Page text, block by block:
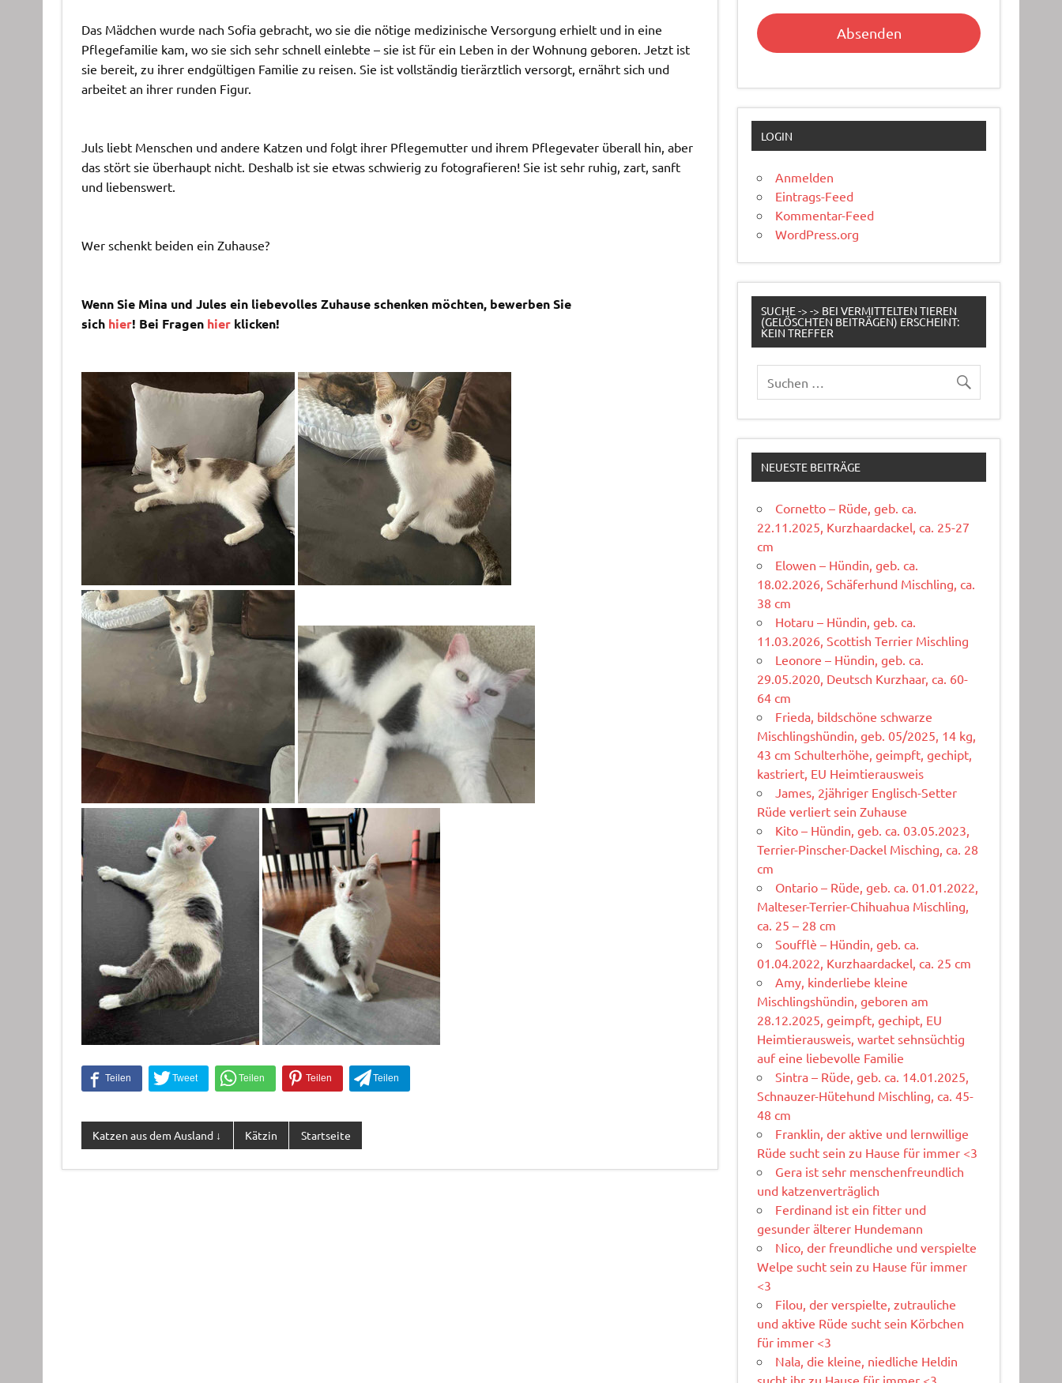
Das Mädchen wurde nach Sofia gebracht, wo sie die nötige medizinische Versorgung erhielt und in eine
Pflegefamilie kam, wo sie sich sehr schnell einlebte – sie ist für ein Leben in der Wohnung geboren. Jetzt ist
sie bereit, zu ihrer endgültigen Familie zu reisen. Sie ist vollständig tierärztlich versorgt, ernährt sich und
arbeitet an ihrer runden Figur.
Juls liebt Menschen und andere Katzen und folgt ihrer Pflegemutter und ihrem Pflegevater überall hin, aber
das stört sie überhaupt nicht. Deshalb ist sie etwas schwierig zu fotografieren! Sie ist sehr ruhig, zart, sanft
und liebenswert.
Wer schenkt beiden ein Zuhause?
Wenn Sie Mina und Jules ein liebevolles Zuhause schenken möchten, bewerben Sie
sich hier! Bei Fragen hierklicken!
Katzen aus dem Ausland ↓ Kätzin Startseite
LOGIN
Anmelden
Eintrags-Feed
Kommentar-Feed
WordPress.org
SUCHE -> -> BEI VERMITTELTEN TIEREN
(GELÖSCHTEN BEITRÄGEN) ERSCHEINT:
KEIN TREFFER
NEUESTE BEITRÄGE
Cornetto – Rüde, geb. ca.
22.11.2025, Kurzhaardackel, ca. 25-27
cm
Elowen – Hündin, geb. ca.
18.02.2026, Schäferhund Mischling, ca.
38 cm
Hotaru – Hündin, geb. ca.
11.03.2026, Scottish Terrier Mischling
Leonore – Hündin, geb. ca.
29.05.2020, Deutsch Kurzhaar, ca. 60-
64 cm
Frieda, bildschöne schwarze
Mischlingshündin, geb. 05/2025, 14 kg,
43 cm Schulterhöhe, geimpft, gechipt,
kastriert, EU Heimtierausweis
James, 2jähriger Englisch-Setter
Rüde verliert sein Zuhause
Kito – Hündin, geb. ca. 03.05.2023,
Terrier-Pinscher-Dackel Misching, ca. 28
cm
Ontario – Rüde, geb. ca. 01.01.2022,
Malteser-Terrier-Chihuahua Mischling,
ca. 25 – 28 cm
Soufflè – Hündin, geb. ca.
01.04.2022, Kurzhaardackel, ca. 25 cm
Amy, kinderliebe kleine
Mischlingshündin, geboren am
28.12.2025, geimpft, gechipt, EU
Heimtierausweis, wartet sehnsüchtig
auf eine liebevolle Familie
Sintra – Rüde, geb. ca. 14.01.2025,
Schnauzer-Hütehund Mischling, ca. 45-
48 cm
Franklin, der aktive und lernwillige
Rüde sucht sein zu Hause für immer <3
Gera ist sehr menschenfreundlich
und katzenverträglich
Ferdinand ist ein fitter und
gesunder älterer Hundemann
Nico, der freundliche und verspielte
Welpe sucht sein zu Hause für immer
<3
Filou, der verspielte, zutrauliche
und aktive Rüde sucht sein Körbchen
für immer <3
Nala, die kleine, niedliche Heldin